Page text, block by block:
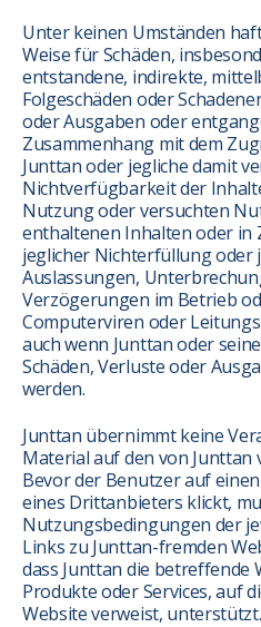
Unter keinen Umständen
Weise für Schäden,
entstandene, indirekte,
Folgeschäden oder
oder Ausgaben oder
Zusammenhang mit dem
Junttan oder jegliche damit
Nichtverfügbarkeit der
Nutzung oder versuchten
enthaltenen Inhalten oder in
jeglicher Nichterfüllung oder
Auslassungen,
Verzögerungen im Betrieb
Computerviren oder
auch wenn Junttan oder
Schäden, Verluste oder
werden.
Junttan übernimmt keine
Material auf den von Junttan
Bevor der Benutzer auf
eines Drittanbieters klickt,
Nutzungsbedingungen der
Links zu Junttan-fremden
dass Junttan die betreffende
Produkte oder Services, auf
Website verweist, unterstützt.